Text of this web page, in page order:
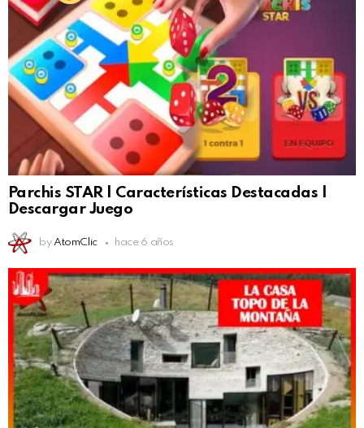
Parchis STAR | Características Destacadas |
Descargar Juego
by AtomClic hace 6 años